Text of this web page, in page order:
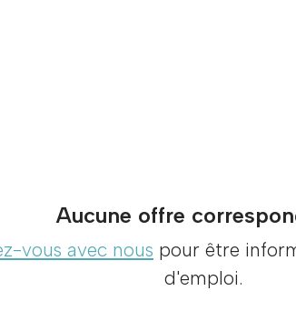
Aucune offre
vous avec nous pour être
d'emploi.